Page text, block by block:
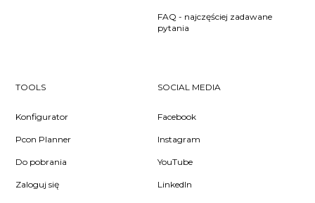
FAQ - najczęściej zadawane
pytania
TOOLS
Konfigurator
Pcon Planner
Do pobrania
Zaloguj się
SOCIAL MEDIA
Facebook
Instagram
YouTube
LinkedIn